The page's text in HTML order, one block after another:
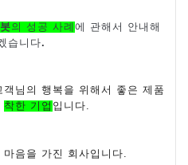
의 성공 사례 에 관해서 안내해
습니다.
객님의 행복을 위해서 좋은 제품
착한 기업 입니다.
음을 가진 회사입니다.